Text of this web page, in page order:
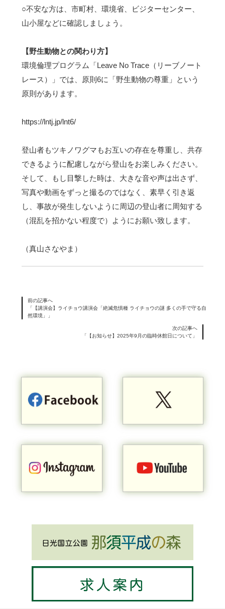
○不安な方は、市町村、環境省、ビジターセンター、
山小屋などに確認しましょう。
【野生動物との関わり方】
環境倫理プログラム「Leave No Trace（リーブノート
レース）」では、原則6に「野生動物の尊重」という
原則があります。
https://lntj.jp/lnt6/
登山者もツキノワグマもお互いの存在を尊重し、共存
できるように配慮しながら登山をお楽しみください。
そして、もし目撃した時は、大きな音や声は出さず、
写真や動画をずっと撮るのではなく、素早く引き返
し、事故が発生しないように周辺の登山者に周知する
（混乱を招かない程度で）ようにお願い致します。
（真山さなやま）
前の記事へ
「【講演会】ライチョウ講演会「絶滅危惧種 ライチョウの謎 多くの手で守る自
然環境」」
次の記事へ
「【お知らせ】2025年9月の臨時休館日について」